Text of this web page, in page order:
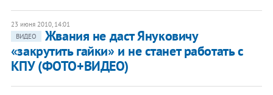
23 июня 2010, 14:01
ВИДЕО
Жвания не даст Януковичу
«закрутить гайки» и не станет работать с
КПУ (ФОТО+ВИДЕО)